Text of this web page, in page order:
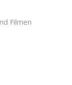
Filmen